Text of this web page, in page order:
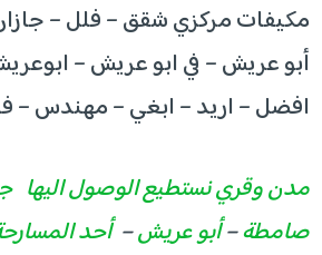
مكيفات مركزي شقق – فلل –
أبو عريش – في ابو عريش –
افضل – اريد – ابغي – مهندس –
مدن وقري نستطيع الوصول اليها
صامطة–أبو عريش–أحد